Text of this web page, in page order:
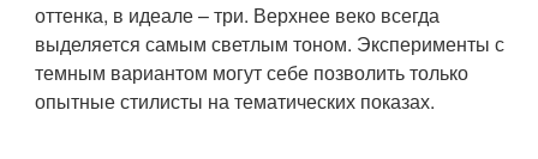
оттенка, в идеале – три. Верхнее веко всегда
выделяется самым светлым тоном. Эксперименты с
темным вариантом могут себе позволить только
опытные стилисты на тематических показах.